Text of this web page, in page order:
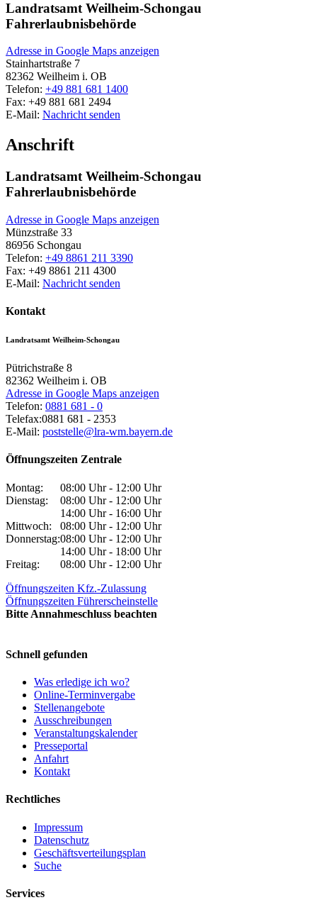
Landratsamt Weilheim-Schongau
Fahrerlaubnisbehörde
Adresse in Google Maps anzeigen
Stainhartstraße 7
82362 Weilheim i. OB
Telefon: +49 881 681 1400
Fax: +49 881 681 2494
E-Mail: Nachricht senden
Anschrift
Landratsamt Weilheim-Schongau
Fahrerlaubnisbehörde
Adresse in Google Maps anzeigen
Münzstraße 33
86956 Schongau
Telefon: +49 8861 211 3390
Fax: +49 8861 211 4300
E-Mail: Nachricht senden
Kontakt
Landratsamt Weilheim-Schongau
Pütrichstraße 8
82362 Weilheim i. OB
Adresse in Google Maps anzeigen
Telefon: 0881 681 - 0
Telefax:0881 681 - 2353
E-Mail: poststelle@lra-wm.bayern.de
Öffnungszeiten Zentrale
Montag:
08:00 Uhr - 12:00 Uhr
Dienstag:
08:00 Uhr - 12:00 Uhr
14:00 Uhr - 16:00 Uhr
Mittwoch:
08:00 Uhr - 12:00 Uhr
Donnerstag:08:00 Uhr - 12:00 Uhr
14:00 Uhr - 18:00 Uhr
Freitag:
08:00 Uhr - 12:00 Uhr
Öffnungszeiten Kfz.-Zulassung
Öffnungszeiten Führerscheinstelle
Bitte Annahmeschluss beachten
Schnell gefunden
Was erledige ich wo?
Online-Terminvergabe
Stellenangebote
Ausschreibungen
Veranstaltungskalender
Presseportal
Anfahrt
Kontakt
Rechtliches
Impressum
Datenschutz
Geschäftsverteilungsplan
Suche
Services